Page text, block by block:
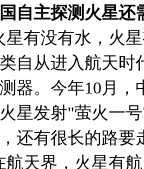
自主探测火星还
没有水，火星
自从进入航天时
器。今年10月
星发射"萤火一
还有很长的路要
界，火星有航